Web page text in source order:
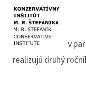
v
realizujú druhý